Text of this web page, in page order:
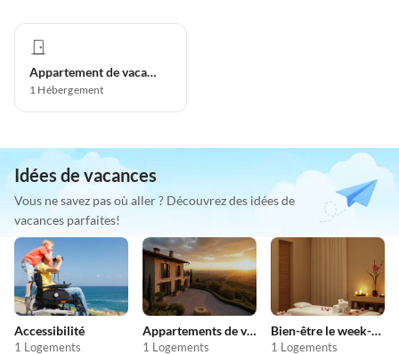
Appartement de vacances
1 Hébergement
Idées de vacances
Vous ne savez pas où aller ? Découvrez des idées de
vacances parfaites!
Accessibilité
1 Logements
Appartements de vacances pas chers
1 Logements
Bien-être le week-end
1 Logements